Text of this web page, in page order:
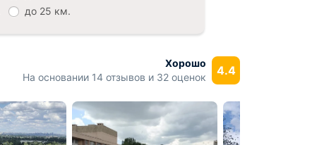
до 25 км.
Хорошо
На основании 14 отзывов и 32 оценок
4.4